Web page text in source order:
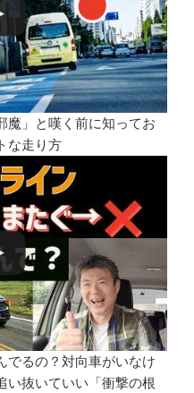
魔」と嘆く前に知ってお
な走り方
でるの？対向車がいなけ
い抜いていい「衝撃の根